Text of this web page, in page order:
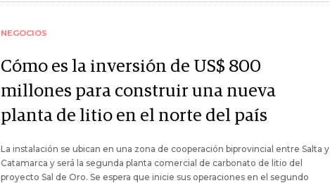
NEGOCIOS
Cómo es la inversión de US$ 800
millones para construir una nueva
planta de litio en el norte del país
La instalación se ubican en una zona de cooperación biprovincial entre Salta y
Catamarca y será la segunda planta comercial de carbonato de litio del
proyecto Sal de Oro. Se espera que inicie sus operaciones en el segundo